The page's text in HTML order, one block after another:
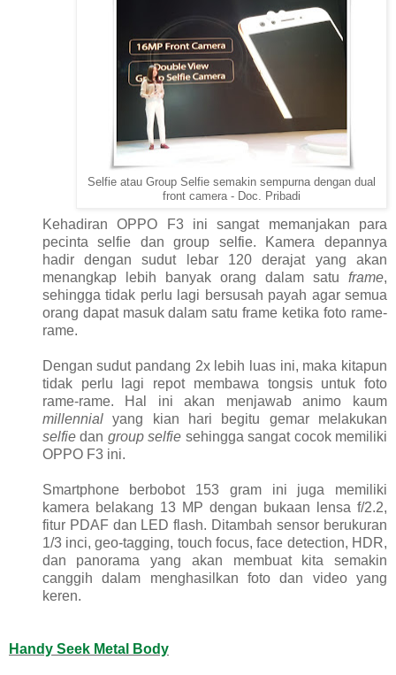
Selfie atau Group Selfie semakin sempurna dengan dual
front camera - Doc. Pribadi
Kehadiran OPPO F3 ini sangat memanjakan para
pecinta selfie dan group selfie. Kamera depannya
hadir dengan sudut lebar 120 derajat yang akan
menangkap lebih banyak orang dalam satu frame,
sehingga tidak perlu lagi bersusah payah agar semua
orang dapat masuk dalam satu frame ketika foto rame-
rame.
Dengan sudut pandang 2x lebih luas ini, maka kitapun
tidak perlu lagi repot membawa tongsis untuk foto
rame-rame. Hal ini akan menjawab animo kaum
millennialyang kian hari begitu gemar melakukan
selfiedan group selfie sehingga sangat cocok memiliki
OPPO F3 ini.
Smartphone berbobot 153 gram ini juga memiliki
kamera belakang 13 MP dengan bukaan lensa f/2.2,
fitur PDAF dan LED flash. Ditambah sensor berukuran
1/3 inci, geo-tagging, touch focus, face detection, HDR,
dan panorama yang akan membuat kita semakin
canggih dalam menghasilkan foto dan video yang
keren.
Handy Seek Metal Body